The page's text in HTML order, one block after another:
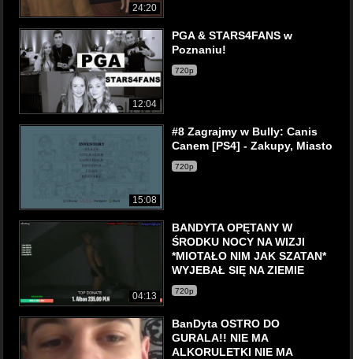
24:20
12:04
PGA & STARS4FANS w
Poznaniu!
720p
15:08
#8 Zagrajmy w Bully: Canis
Canem [PS4] - Zakupy, Miasto
720p
04:13
BANDYTA OPĘTANY W
ŚRODKU NOCY NA WIZJI
*MIOTAŁO NIM JAK SZATAN*
WYJEBAŁ SIĘ NA ZIEMIE
720p
BanDyta OSTRO DO
GURALA!! NIE MA
ALKORULETKI NIE MA